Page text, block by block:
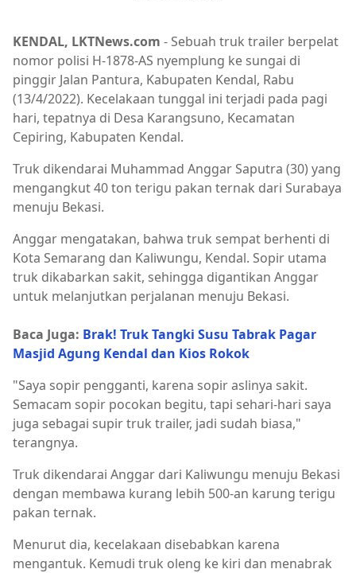
KENDAL, LKTNews.com - Sebuah truk trailer berpelat
nomor polisi H-1878-AS nyemplung ke sungai di
pinggir Jalan Pantura, Kabupaten Kendal, Rabu
(13/4/2022). Kecelakaan tunggal ini terjadi pada pagi
hari, tepatnya di Desa Karangsuno, Kecamatan
Cepiring, Kabupaten Kendal.
Truk dikendarai Muhammad Anggar Saputra (30) yang
mengangkut 40 ton terigu pakan ternak dari Surabaya
menuju Bekasi.
Anggar mengatakan, bahwa truk sempat berhenti di
Kota Semarang dan Kaliwungu, Kendal. Sopir utama
truk dikabarkan sakit, sehingga digantikan Anggar
untuk melanjutkan perjalanan menuju Bekasi.
Baca Juga: Brak! Truk Tangki Susu Tabrak Pagar
Masjid Agung Kendal dan Kios Rokok
"Saya sopir pengganti, karena sopir aslinya sakit.
Semacam sopir pocokan begitu, tapi sehari-hari saya
juga sebagai supir truk trailer, jadi sudah biasa,"
terangnya.
Truk dikendarai Anggar dari Kaliwungu menuju Bekasi
dengan membawa kurang lebih 500-an karung terigu
pakan ternak.
Menurut dia, kecelakaan disebabkan karena
mengantuk. Kemudi truk oleng ke kiri dan menabrak